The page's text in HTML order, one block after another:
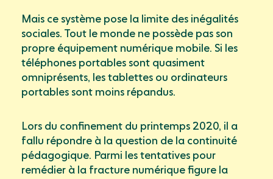
Mais ce système pose la limite des inégalités
sociales. Tout le monde ne possède pas son
propre équipement numérique mobile. Si les
téléphones portables sont quasiment
omniprésents, les tablettes ou ordinateurs
portables sont moins répandus.
Lors du confinement du printemps 2020, il a
fallu répondre à la question de la continuité
pédagogique. Parmi les tentatives pour
remédier à la fracture numérique figure la